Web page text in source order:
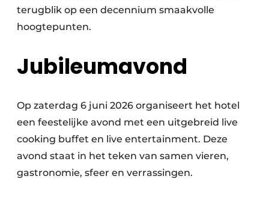
terugblik op een decennium smaakvolle
hoogtepunten.
Jubileumavond
Op zaterdag 6 juni 2026 organiseert het hotel
een feestelijke avond met een uitgebreid live
cooking buffet en live entertainment. Deze
avond staat in het teken van samen vieren,
gastronomie, sfeer en verrassingen.